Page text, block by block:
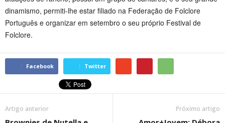
dinamismo, permiti-lhe estar filiado na Federação de Folclore
Português e organizar em setembro o seu próprio Festival de
Folclore.
Facebook Twitter
Artigo anterior Próximo artigo